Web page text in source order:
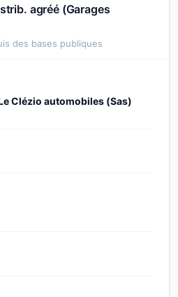
agréé (Garages
des bases publiques
Clézio automobiles (Sas)